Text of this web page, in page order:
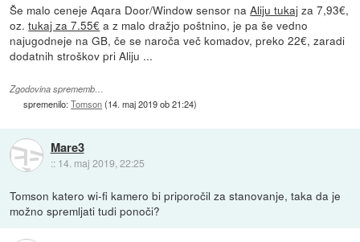
Še malo ceneje Aqara Door/Window sensor naAliju tukaj za 7,93€,
oz.tukaj za 7.55€ a z malo dražjo poštnino, je pa še vedno
najugodneje na GB, če se naroča več komadov, preko 22€, zaradi
dodatnih stroškov pri Aliju ...
Zgodovina sprememb…
spremenilo:Tomson(14. maj 2019 ob 21:24)
Mare3
:: 14. maj 2019, 22:25
Tomson katero wi-fi kamero bi priporočil za stanovanje, taka da je
možno spremljati tudi ponoči?